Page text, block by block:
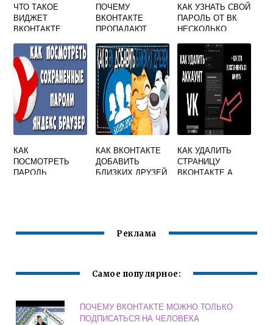
ЧТО ТАКОЕ
ВИДЖЕТ
ВКОНТАКТЕ
ПОЧЕМУ
ВКОНТАКТЕ
ПРОПАДАЮТ
КАК УЗНАТЬ СВОЙ
ПАРОЛЬ ОТ ВК
НЕСКОЛЬКО
КАК
ПОСМОТРЕТЬ
ПАРОЛЬ
КАК ВКОНТАКТЕ
ДОБАВИТЬ
БЛИЗКИХ ДРУЗЕЙ
КАК УДАЛИТЬ
СТРАНИЦУ
ВКОНТАКТЕ А
Реклама
Самое популярное:
ПОЧЕМУ ВКОНТАКТЕ МОЖНО ТОЛЬКО
ПОДПИСАТЬСЯ НА ЧЕЛОВЕКА